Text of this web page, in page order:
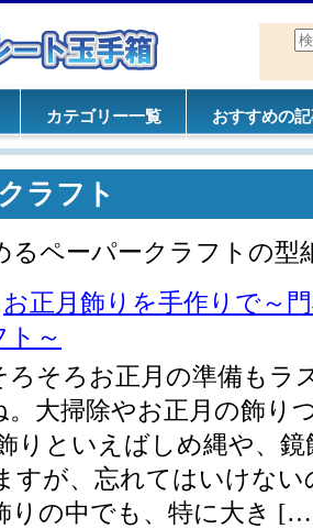
カテゴリー一覧 おすすめの
ラフト
るペーパークラフトの型
お正月飾りを手作りで～
ト～
ろそろお正月の準備もラ
。大掃除やお正月の飾り
りといえばしめ縄や、
すが、忘れてはいけない
りの中でも、特に大き